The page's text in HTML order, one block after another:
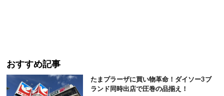
おすすめ記事
たまプラーザに買い物革命！ダイソー3ブ
ランド同時出店で圧巻の品揃え！